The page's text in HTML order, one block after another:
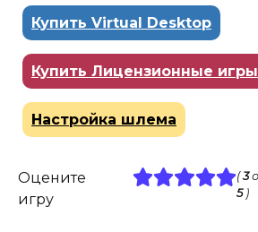
Купить Virtual Desktop
Купить Лицензионные игры
Настройка шлема
Оцените
игру
(3
5)